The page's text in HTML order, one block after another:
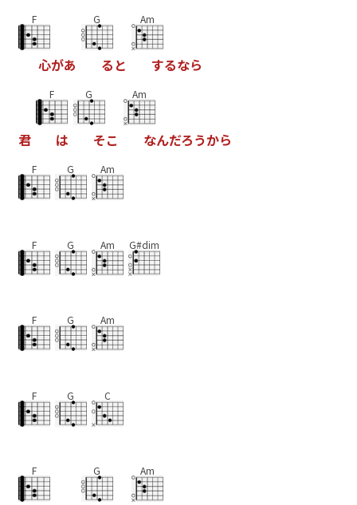
F
心があ
G
る と
Am
するなら
君
F
は
G
そこ
Am
なんだろうから
F G Am
F G Am G#dim
F G Am
F G C
F G Am